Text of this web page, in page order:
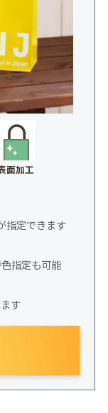
面加工
指定できます
指定も可能
す